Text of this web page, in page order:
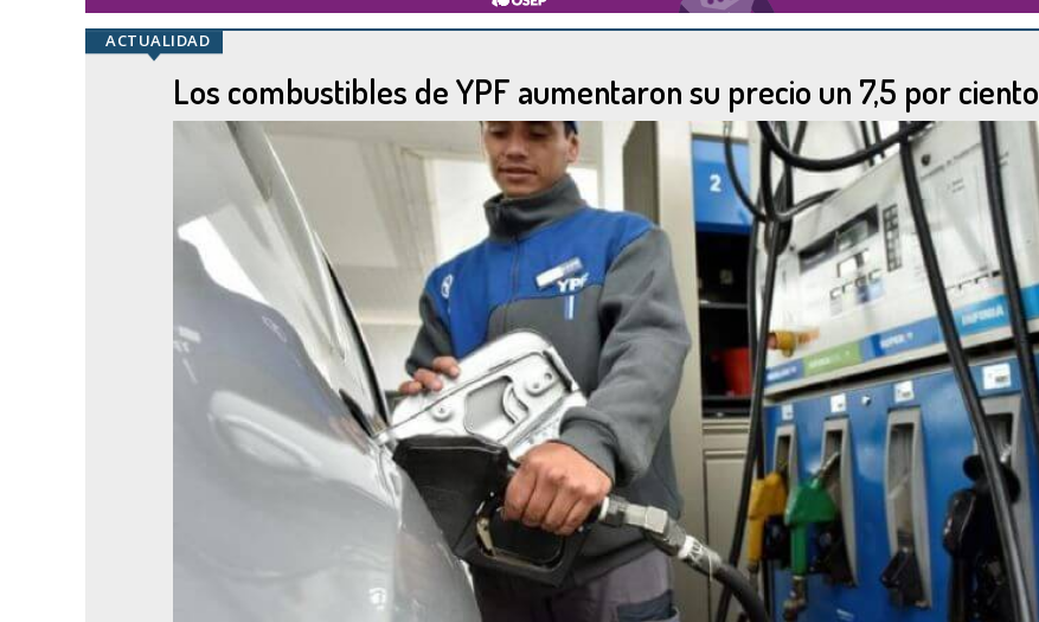
ACTUALIDAD
Los combustibles de YPF aumentaron su precio un 7,5 por ciento